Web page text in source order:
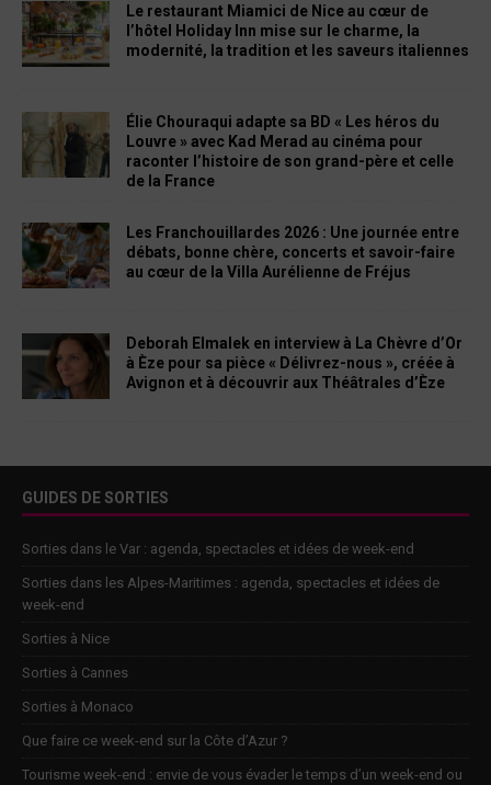
Le restaurant Miamici de Nice au cœur de
l’hôtel Holiday Inn mise sur le charme, la
modernité, la tradition et les saveurs italiennes
Élie Chouraqui adapte sa BD « Les héros du
Louvre » avec Kad Merad au cinéma pour
raconter l’histoire de son grand-père et celle
de la France
Les Franchouillardes 2026 : Une journée entre
débats, bonne chère, concerts et savoir-faire
au cœur de la Villa Aurélienne de Fréjus
Deborah Elmalek en interview à La Chèvre d’Or
à Èze pour sa pièce « Délivrez-nous », créée à
Avignon et à découvrir aux Théâtrales d’Èze
GUIDES DE SORTIES
Sorties dans le Var : agenda, spectacles et idées de week-end
Sorties dans les Alpes-Maritimes : agenda, spectacles et idées de
week-end
Sorties à Nice
Sorties à Cannes
Sorties à Monaco
Que faire ce week-end sur la Côte d’Azur ?
Tourisme week-end : envie de vous évader le temps d’un week-end ou